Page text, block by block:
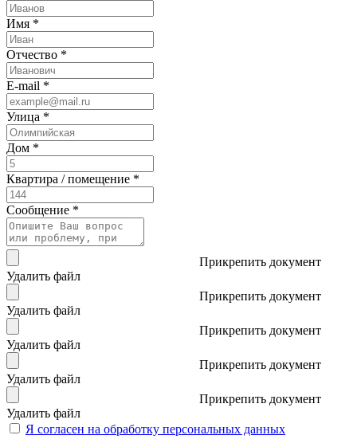
Имя *
Отчество *
E-mail *
Улица *
Дом *
Квартира / помещение *
Сообщение *
Прикрепить документ
Удалить файл
Прикрепить документ
Удалить файл
Прикрепить документ
Удалить файл
Прикрепить документ
Удалить файл
Прикрепить документ
Удалить файл
Я согласен на обработку персональных данных